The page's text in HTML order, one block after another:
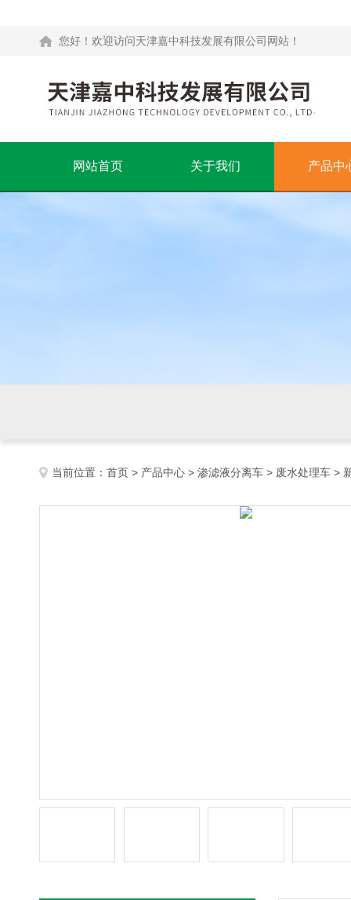
您好！欢迎访问天津嘉中科技发展有限公司网站！
网站首页 关于我们 产品中
当前位置： 首页 > 产品中心 > 渗滤液分离车 > 废水处理车 >